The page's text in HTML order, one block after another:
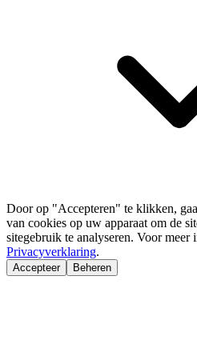
Door op "Accepteren" te klikken,
van cookies op uw apparaat om de
sitegebruik te analyseren. Voor
Privacyverklaring.
Accepteer Beheren